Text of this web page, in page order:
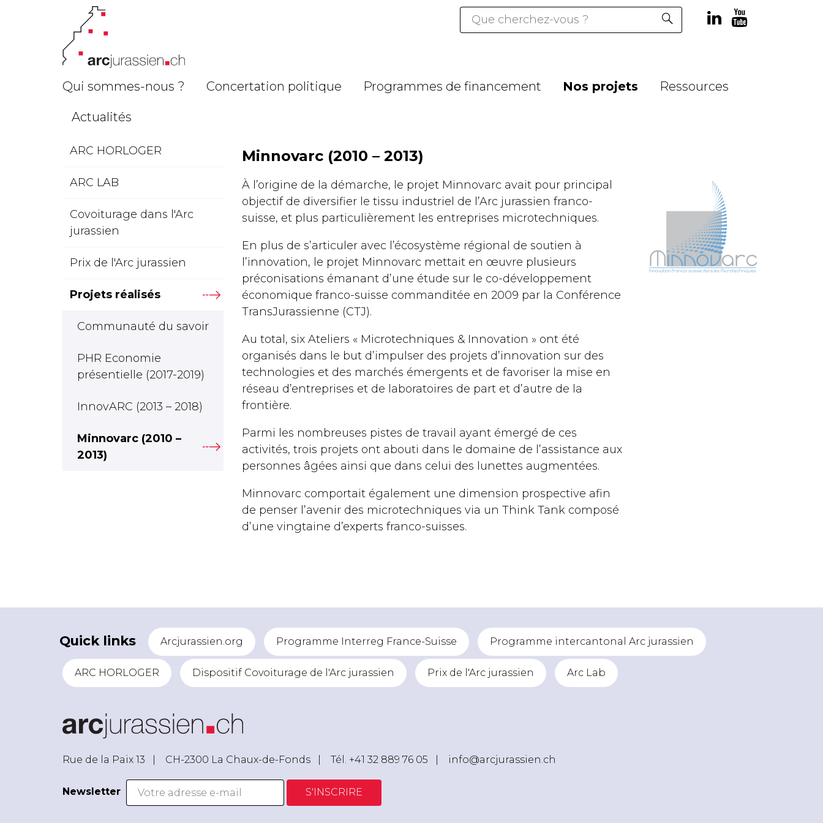
Mots
clés
Qui sommes-nous ? Concertation politique Programmes de financement Nos projets Ressources
Actualités
ARC HORLOGER
ARC LAB
Covoiturage dans l'Arc
jurassien
Prix de l'Arc jurassien
Projets réalisés
Communauté du savoir
PHR Economie
présentielle (2017-2019)
InnovARC (2013 – 2018)
Minnovarc (2010 –
2013)
Minnovarc (2010 – 2013)
À l’origine de la démarche, le projet Minnovarc avait pour principal
objectif de diversifier le tissu industriel de l’Arc jurassien franco-
suisse, et plus particulièrement les entreprises microtechniques.
En plus de s’articuler avec l’écosystème régional de soutien à
l’innovation, le projet Minnovarc mettait en œuvre plusieurs
préconisations émanant d’une étude sur le co-développement
économique franco-suisse commanditée en 2009 par la Conférence
TransJurassienne (CTJ).
Au total, six Ateliers « Microtechniques & Innovation » ont été
organisés dans le but d’impulser des projets d’innovation sur des
technologies et des marchés émergents et de favoriser la mise en
réseau d’entreprises et de laboratoires de part et d’autre de la
frontière.
Parmi les nombreuses pistes de travail ayant émergé de ces
activités, trois projets ont abouti dans le domaine de l’assistance aux
personnes âgées ainsi que dans celui des lunettes augmentées.
Minnovarc comportait également une dimension prospective afin
de penser l’avenir des microtechniques via un Think Tank composé
d’une vingtaine d’experts franco-suisses.
Quick links Arcjurassien.org Programme Interreg France-Suisse Programme intercantonal Arc jurassien
ARC HORLOGER Dispositif Covoiturage de l'Arc jurassien Prix de l'Arc jurassien Arc Lab
Rue de la Paix 13 | CH-2300 La Chaux-de-Fonds | Tél. +41 32 889 76 05 info@arcjurassien.ch
Newsletter S'INSCRIRE